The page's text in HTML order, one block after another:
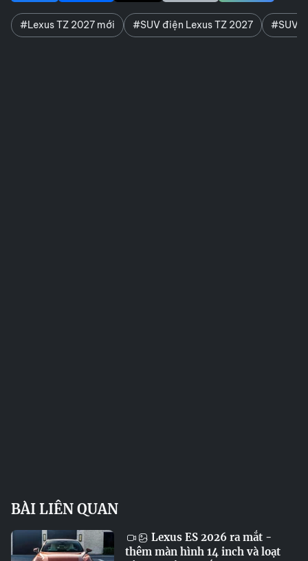
#Lexus TZ 2027 mới #SUV điện Lexus TZ 2027 #SUV
BÀI LIÊN QUAN
Lexus ES 2026 ra mắt -
thêm màn hình 14 inch và loạt